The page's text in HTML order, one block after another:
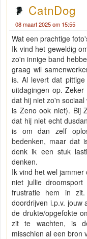
CatnDog
08 maart 2025 om 15:55
Wat een prachtige
Ik vind het geweldig
zo'n innige band
graag wil
is. Al levert dat
uitdagingen op.
dat hij niet zo'n
is Zeno ook niet). Bij
dat hij niet echt
is om dan zelf
bedenken, maar dat
denk ik een stuk
denken.
Ik vind het wel
niet jullie
frustratie hem in
doordrijven i.p.v. jouw
de drukte/opgefokte
zit te wachten, is
misschien al een bron